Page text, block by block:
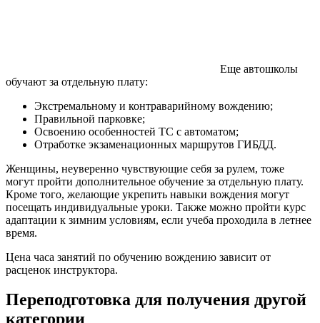
Еще автошколы
обучают за отдельную плату:
Экстремальному и контраварийному вождению;
Правильной парковке;
Освоению особенностей ТС с автоматом;
Отработке экзаменационных маршрутов ГИБДД.
Женщины, неуверенно чувствующие себя за рулем, тоже
могут пройти дополнительное обучение за отдельную плату.
Кроме того, желающие укрепить навыки вождения могут
посещать индивидуальные уроки. Также можно пройти курс
адаптации к зимним условиям, если учеба проходила в летнее
время.
Цена часа занятий по обучению вождению зависит от
расценок инструктора.
Переподготовка для получения другой
категории